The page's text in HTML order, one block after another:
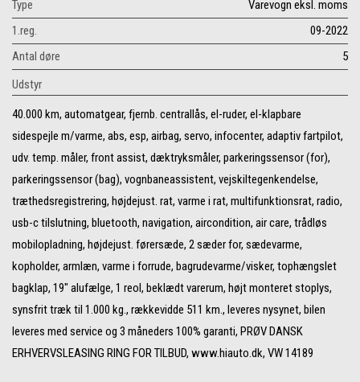
Type
Varevogn eksl. moms
1.reg.
09-2022
Antal døre
5
Udstyr
40.000 km, automatgear, fjernb. centrallås, el-ruder, el-klapbare
sidespejle m/varme, abs, esp, airbag, servo, infocenter, adaptiv fartpilot,
udv. temp. måler, front assist, dæktryksmåler, parkeringssensor (for),
parkeringssensor (bag), vognbaneassistent, vejskiltegenkendelse,
træthedsregistrering, højdejust. rat, varme i rat, multifunktionsrat, radio,
usb-c tilslutning, bluetooth, navigation, aircondition, air care, trådløs
mobilopladning, højdejust. førersæde, 2 sæder for, sædevarme,
kopholder, armlæn, varme i forrude, bagrudevarme/visker, tophængslet
bagklap, 19" alufælge, 1 reol, beklædt varerum, højt monteret stoplys,
synsfrit træk til 1.000 kg., rækkevidde 511 km., leveres nysynet, bilen
leveres med service og 3 måneders 100% garanti, PRØV DANSK
ERHVERVSLEASING RING FOR TILBUD, www.hiauto.dk, VW 14189